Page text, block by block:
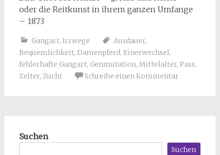
oder die Reitkunst in ihrem ganzen Umfange
– 1873
Gangart, Irrwege Ausdauer,
Bequemlichkeit, Damenpferd, Einerwechsel,
fehlerhafte Gangart, Genmutation, Mittelalter, Pass,
Zelter, Zucht Schreibe einen Kommentar
Suchen
Suchen